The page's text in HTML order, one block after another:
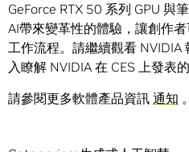
GeForce RTX 50 系列 GPU 與
AI帶來變革性的體驗，讓創作
工作流程。請繼續觀看 NVIDIA
入瞭解 NVIDIA 在 CES 上發表
請參閱更多軟體產品資訊 通知 。